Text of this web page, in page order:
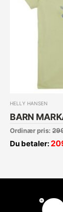
HELLY HANSEN
BARN
Ordinær pris:
Du betaler: